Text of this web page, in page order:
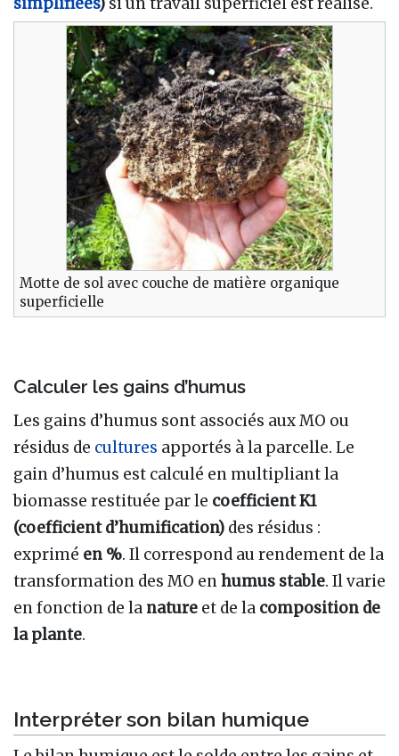
Motte de sol avec couche de matière organique
superficielle
Calculer les gains d’humus
Les gains d’humus sont associés aux MO ou
résidus de cultures apportés à la parcelle. Le
gain d’humus est calculé en multipliant la
biomasse restituée par le coefficient K1
(coefficient d’humification) des résidus :
exprimé en %. Il correspond au rendement de la
transformation des MO enhumus stable. Il varie
en fonction de la nature et de la composition de
la plante.
Interpréter son bilan humique